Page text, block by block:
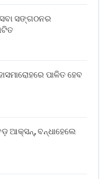
ସଙ୍ଗଠନର
ପାଳିତ ହେବ
ଆକ୍ସନ୍, ବନ୍ଧାହେଲେ